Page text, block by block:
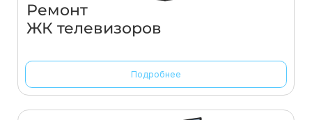
Ремонт
ЖК телевизоров
Подробнее